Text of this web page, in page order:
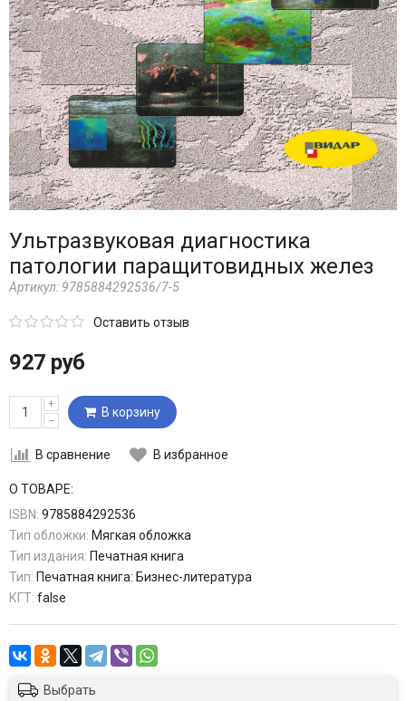
Ультразвуковая диагностика
патологии паращитовидных желез
Артикул: 9785884292536/7-5
Оставить отзыв
927 руб
+
–
В корзину
В сравнение В избранное
О ТОВАРЕ:
ISBN: 9785884292536
Тип обложки: Мягкая обложка
Тип издания: Печатная книга
Тип: Печатная книга: Бизнес-литература
КГТ: false
Выбрать